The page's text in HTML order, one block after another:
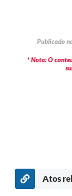
Publicado
* Nota: O
Atos